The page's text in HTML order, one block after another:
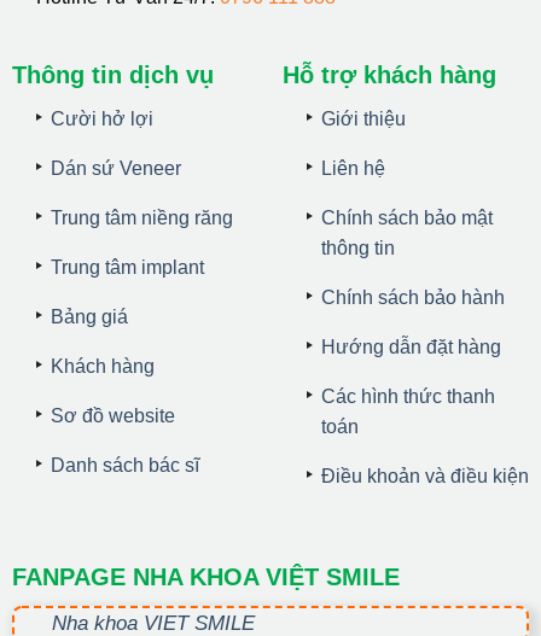
Thông tin dịch vụ
Cười hở lợi
Dán sứ Veneer
Trung tâm niềng răng
Trung tâm implant
Bảng giá
Khách hàng
Sơ đồ website
Danh sách bác sĩ
Hỗ trợ khách hàng
Giới thiệu
Liên hệ
Chính sách bảo mật
thông tin
Chính sách bảo hành
Hướng dẫn đặt hàng
Các hình thức thanh
toán
Điều khoản và điều kiện
FANPAGE NHA KHOA VIỆT SMILE
Nha khoa VIET SMILE